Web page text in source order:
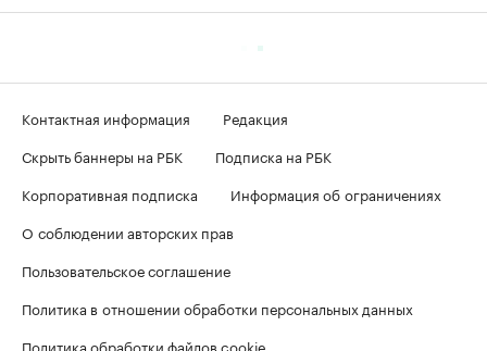
Контактная информация
Редакция
Скрыть баннеры на РБК
Подписка на РБК
Корпоративная подписка
Информация об ограничениях
О соблюдении авторских прав
Пользовательское соглашение
Политика в отношении обработки персональных данных
Политика обработки файлов cookie